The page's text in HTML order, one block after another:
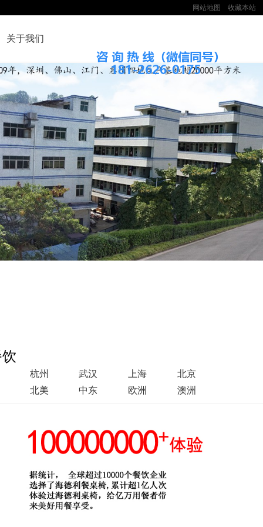
收藏本站
网站地图
关于我们
杭州 武汉 上海
北京
北美
中东 欧洲 澳洲